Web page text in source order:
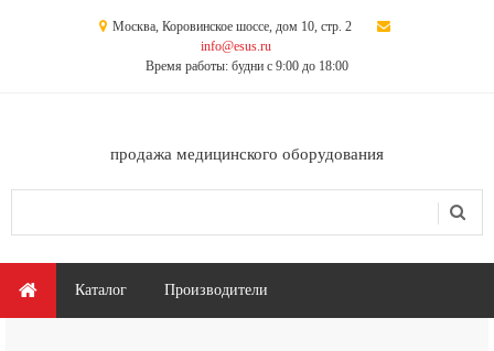
Москва, Коровинское шоссе, дом 10, стр. 2
info@esus.ru
Время работы: будни с 9:00 до 18:00
продажа медицинского оборудования
Главное меню
Каталог Производители